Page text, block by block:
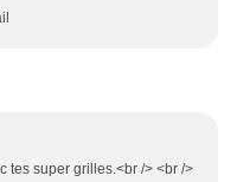
tes super grilles.<br /> <br />